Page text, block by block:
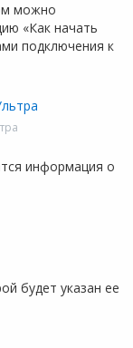
можно
«Как начать
подключения к
информация о
будет указан ее